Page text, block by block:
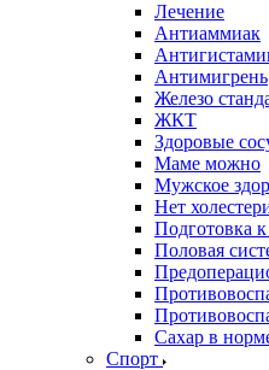
Лечение
Антиаммиак
Антимигрень
Железо
ЖКТ
Здоровые
Маме можно
Мужское
Нет
Подготовка
Половая
Сахар в
Спорт